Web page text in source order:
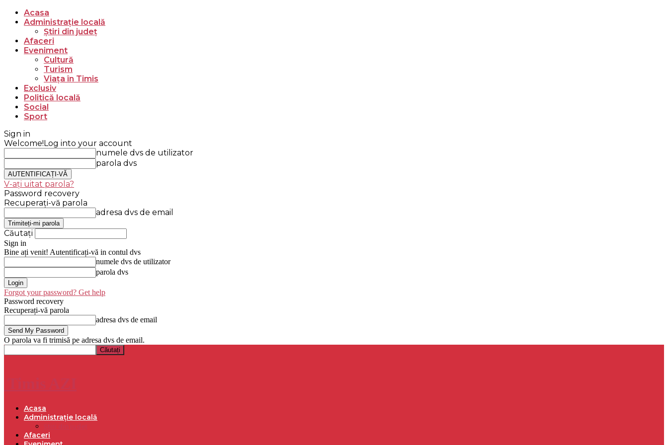
Acasa
Administrație locală
Știri din județ
Afaceri
Eveniment
Cultură
Turism
Viața în Timis
Exclusiv
Politică locală
Social
Sport
Sign in
Welcome!Log into your account
numele dvs de utilizator
parola dvs
V-ați uitat parola?
Password recovery
Recuperați-vă parola
adresa dvs de email
Căutați
Sign in
Bine ați venit! Autentificați-vă in contul dvs
numele dvs de utilizator
parola dvs
Forgot your password? Get help
Password recovery
Recuperați-vă parola
adresa dvs de email
O parola va fi trimisă pe adresa dvs de email.
Acasa
Administrație locală
Afaceri